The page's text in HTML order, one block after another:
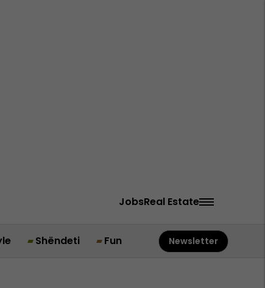
JobsReal Estate
Shëndeti Fun Newsletter